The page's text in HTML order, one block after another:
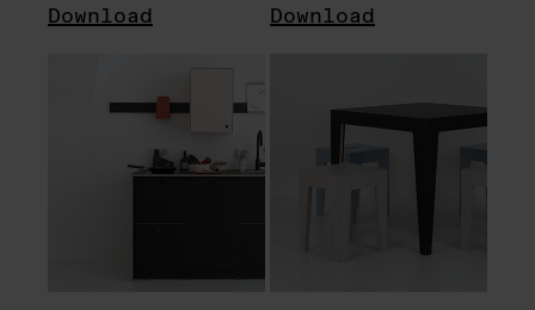
Download Download